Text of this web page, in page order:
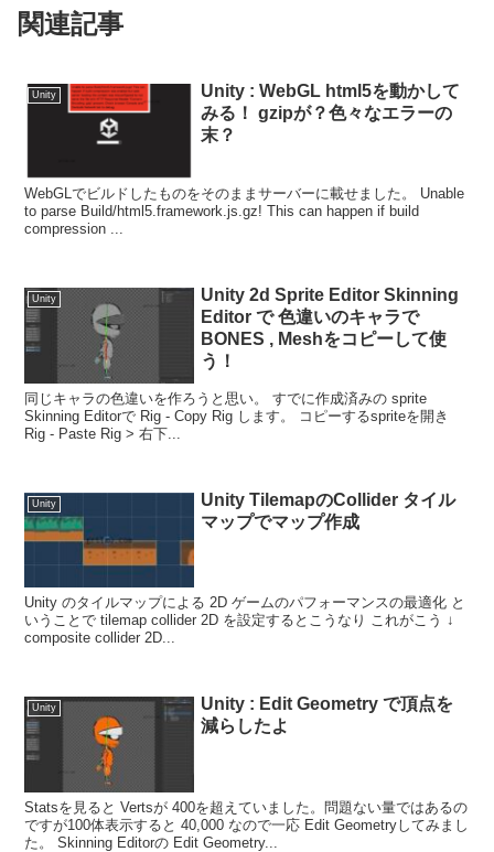
関連記事
Unity
Unity : WebGL html5を動かして
みる！ gzipが？色々なエラーの
末？
WebGLでビルドしたものをそのままサーバーに載せました。 Unable
to parse Build/html5.framework.js.gz! This can happen if build
compression ...
Unity
Unity 2d Sprite Editor Skinning
Editor で 色違いのキャラで
BONES , Meshをコピーして使
う！
同じキャラの色違いを作ろうと思い。 すでに作成済みの sprite
Skinning Editorで Rig - Copy Rig します。 コピーするspriteを開き
Rig - Paste Rig > 右下...
Unity
Unity TilemapのCollider タイル
マップでマップ作成
Unity のタイルマップによる 2D ゲームのパフォーマンスの最適化 と
いうことで tilemap collider 2D を設定するとこうなり これがこう ↓
composite collider 2D...
Unity
Unity : Edit Geometry で頂点を
減らしたよ
Statsを見ると Vertsが 400を超えていました。問題ない量ではあるの
ですが100体表示すると 40,000 なので一応 Edit Geometryしてみまし
た。 Skinning Editorの Edit Geometry...